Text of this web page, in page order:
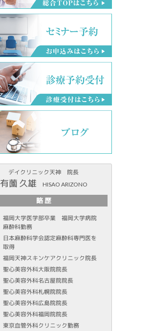
デイクリニック天神 院長
有薗 久雄 HISAO ARIZONO
略 歴
福岡大学医学部卒業 福岡大学病院
麻酔科勤務
日本麻酔科学会認定麻酔科専門医を
取得
福岡天神スキンケアクリニック院長
聖心美容外科大阪院院長
聖心美容外科名古屋院院長
聖心美容外科札幌院院長
聖心美容外科広島院院長
聖心美容外科福岡院院長
東京血管外科クリニック勤務